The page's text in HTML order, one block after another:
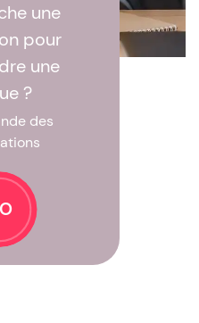
une
pour
une
?
des